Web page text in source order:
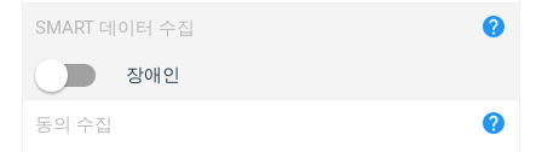
maper.info
2no.co
yip.su
SMART 데이터 수집
장애인
동의 수집